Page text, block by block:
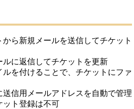
から新規メールを送信してチケット
ルに返信してチケットを更新
ルを付けることで、チケットにファ
送信用メールアドレスを自動で管理
ット登録は不可